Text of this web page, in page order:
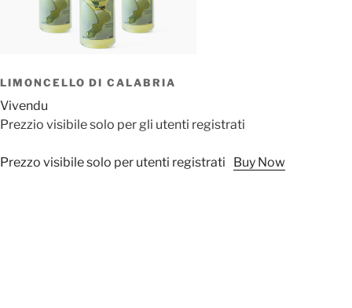
LIMONCELLO DI CALABRIA
Vivendu
Prezzio visibile solo per gli utenti registrati
Prezzo visibile solo per utenti registrati Buy Now